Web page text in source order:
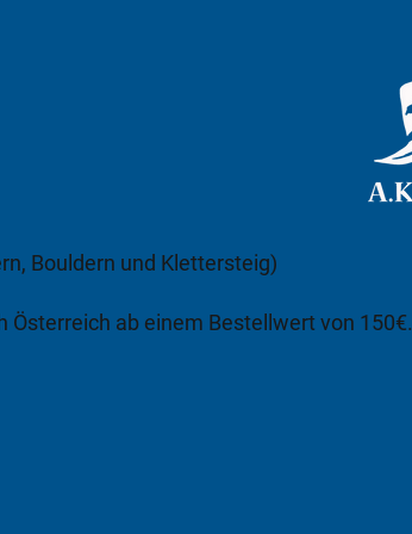
Bouldern und Klettersteig)
Österreich ab einem Bestellwert von 150€.